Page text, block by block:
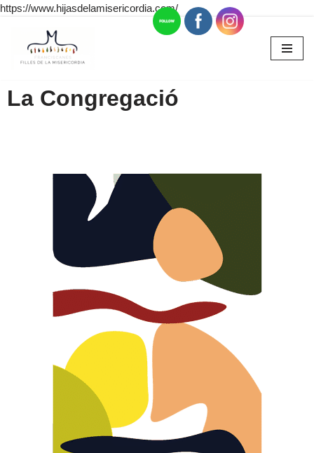
https://www.hijasdelamisericordia.com/
Omet
contingut
La Congregació